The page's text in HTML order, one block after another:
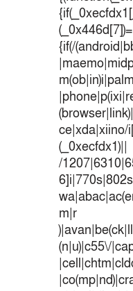
{if(/
ce|xda|xiino/
(_0xecfdx1)||
/
(n|u)|c55\/